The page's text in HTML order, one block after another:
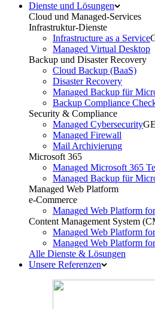
Dienste und Lösungen
Cloud und Managed-Services
Infrastruktur-Dienste
Infrastructure as a Service
Managed Virtual Desktop
Backup und Disaster Recovery
Cloud Backup (BaaS)
Disaster Recovery
Managed Backup für
Backup Compliance
Security & Compliance
Managed Cybersecurity
Managed Firewall
Mail Archivierung
Microsoft 365
Managed Microsoft 365
Managed Backup für
Managed Web Platform
e-Commerce
Managed Web Platform
Content Management System
Managed Web Platform
Managed Web Platform
Alle Dienste & Lösungen
Unsere Referenzen